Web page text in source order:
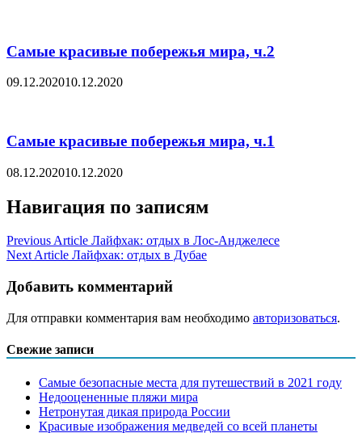
Самые красивые побережья мира, ч.2
09.12.202010.12.2020
Самые красивые побережья мира, ч.1
08.12.202010.12.2020
Навигация по записям
Previous Article Лайфхак: отдых в Лос-Анджелесе
Next Article Лайфхак: отдых в Дубае
Добавить комментарий
Для отправки комментария вам необходимо авторизоваться.
Свежие записи
Самые безопасные места для путешествий в 2021 году
Недооцененные пляжи мира
Нетронутая дикая природа России
Красивые изображения медведей со всей планеты